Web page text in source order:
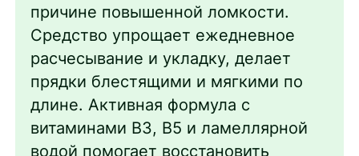
причине повышенной ломкости.
Средство упрощает ежедневное
расчесывание и укладку, делает
прядки блестящими и мягкими по
длине. Активная формула с
витаминами В3, B5 и ламеллярной
водой помогает восстановить